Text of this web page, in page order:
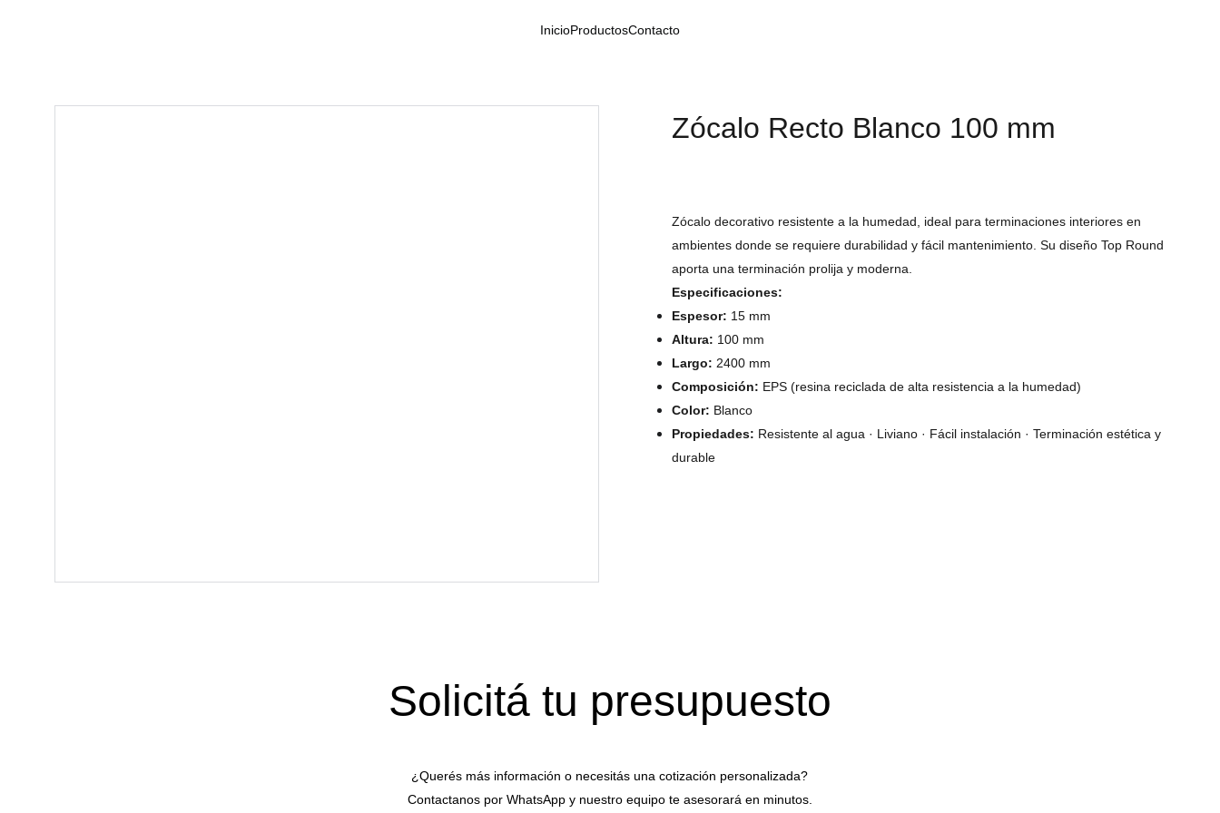
InicioProductosContacto
Zócalo Recto Blanco 100 mm
Zócalo decorativo resistente a la humedad, ideal para terminaciones interiores en
ambientes donde se requiere durabilidad y fácil mantenimiento. Su diseño Top Round
aporta una terminación prolija y moderna.
Especificaciones:
Espesor: 15 mm
Altura: 100 mm
Largo: 2400 mm
Composición: EPS (resina reciclada de alta resistencia a la humedad)
Color: Blanco
Propiedades: Resistente al agua · Liviano · Fácil instalación · Terminación estética y
durable
Solicitá tu presupuesto
¿Querés más información o necesitás una cotización personalizada?
Contactanos por WhatsApp y nuestro equipo te asesorará en minutos.